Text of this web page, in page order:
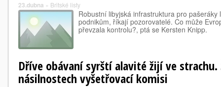
23.dubna » Britské listy
Robustní libyjská infrastruktura pro
podnikům, říkají pozorovatelé. Co může
převzala kontrolu?, ptá se Kersten Knipp.
Dříve obávaní syrští alavité žijí ve strachu.
násilnostech vyšetřovací komisi